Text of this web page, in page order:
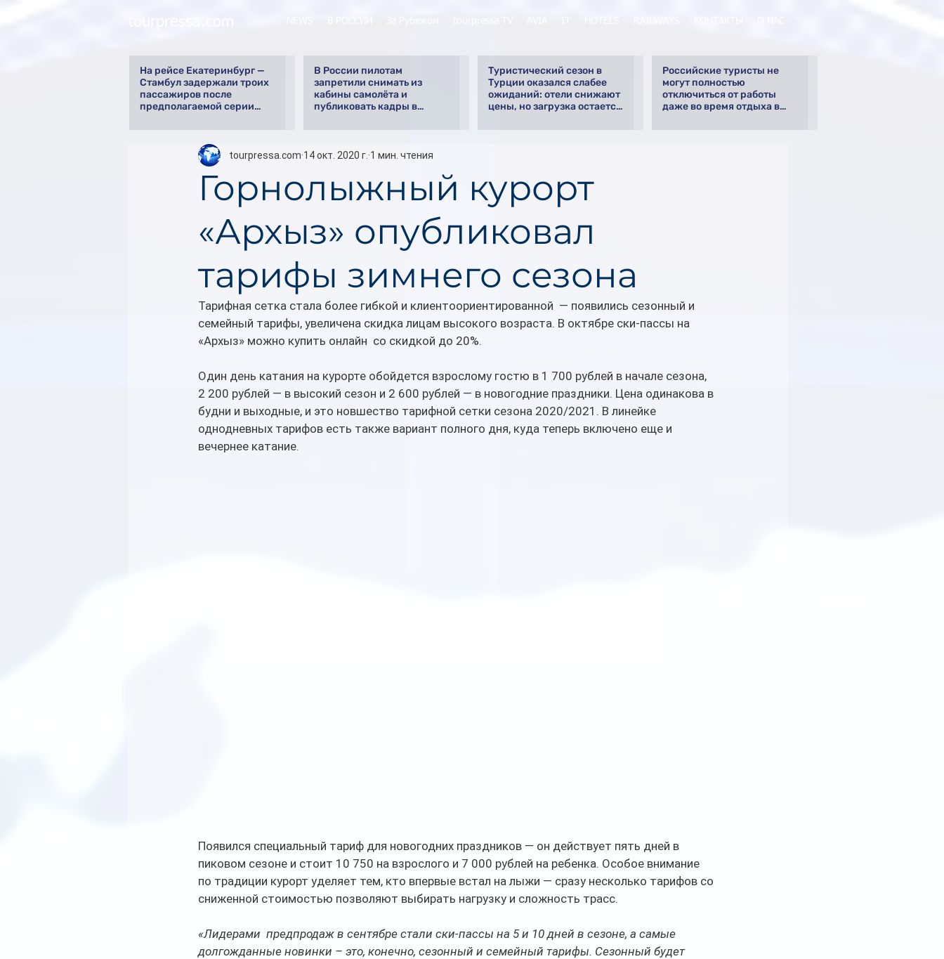
На рейсе Екатеринбург —
Стамбул задержали троих
пассажиров после
предполагаемой серии
В России пилотам
запретили снимать из
кабины самолёта и
публиковать кадры в
Туристический сезон в
Турции оказался слабее
ожиданий: отели снижают
цены, но загрузка остается
Российские туристы не
могут полностью
отключиться от работы
даже во время отдыха в
Горнолыжный курорт
«Архыз» опубликовал
тарифы зимнего сезона
tourpressa.com 14 окт. 2020 г. 1 мин. чтения
Тарифная сетка стала более гибкой и клиентоориентированной  — появились сезонный и
семейный тарифы, увеличена скидка лицам высокого возраста. В октябре ски-пассы на
«Архыз» можно купить онлайн  со скидкой до 20%.
Один день катания на курорте обойдется взрослому гостю в 1 700 рублей в начале сезона,
2 200 рублей — в высокий сезон и 2 600 рублей — в новогодние праздники. Цена одинакова в
будни и выходные, и это новшество тарифной сетки сезона 2020/2021. В линейке
однодневных тарифов есть также вариант полного дня, куда теперь включено еще и
вечернее катание.
Появился специальный тариф для новогодних праздников — он действует пять дней в
пиковом сезоне и стоит 10 750 на взрослого и 7 000 рублей на ребенка. Особое внимание
по традиции курорт уделяет тем, кто впервые встал на лыжи — сразу несколько тарифов со
сниженной стоимостью позволяют выбирать нагрузку и сложность трасс.
«Лидерами  предпродаж в сентябре стали ски-пассы на 5 и 10 дней в сезоне, а самые
долгожданные новинки – это, конечно, сезонный и семейный тарифы. Сезонный будет